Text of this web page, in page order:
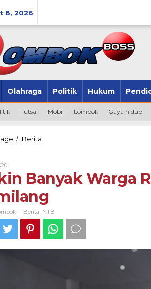
8, 2026
Olahraga Politik Hukum
Futsal Mobil Lombok Gaya hidup
/ Berita
Manfaat
JPS
Gemilang
By
Redaksilombok
Banyak Warga
- Berita NTB